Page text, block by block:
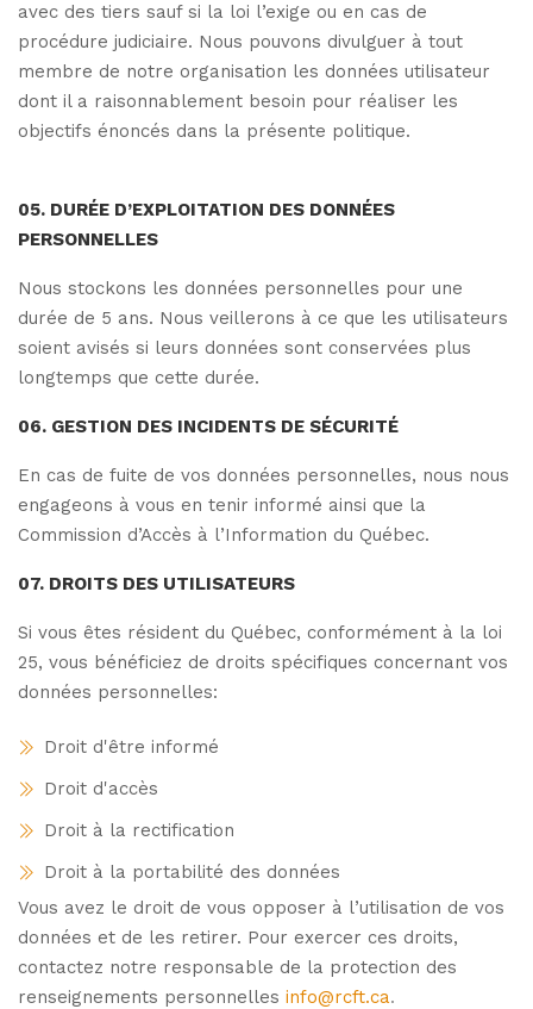
avec des tiers sauf si la loi l’exige ou en cas de
procédure judiciaire. Nous pouvons divulguer à tout
membre de notre organisation les données utilisateur
dont il a raisonnablement besoin pour réaliser les
objectifs énoncés dans la présente politique.
05. DURÉE D’EXPLOITATION DES DONNÉES
PERSONNELLES
Nous stockons les données personnelles pour une
durée de 5 ans. Nous veillerons à ce que les utilisateurs
soient avisés si leurs données sont conservées plus
longtemps que cette durée.
06. GESTION DES INCIDENTS DE SÉCURITÉ
En cas de fuite de vos données personnelles, nous nous
engageons à vous en tenir informé ainsi que la
Commission d’Accès à l’Information du Québec.
07. DROITS DES UTILISATEURS
Si vous êtes résident du Québec, conformément à la loi
25, vous bénéficiez de droits spécifiques concernant vos
données personnelles:
Droit d'être informé
Droit d'accès
Droit à la rectification
Droit à la portabilité des données
Vous avez le droit de vous opposer à l’utilisation de vos
données et de les retirer. Pour exercer ces droits,
contactez notre responsable de la protection des
renseignements personnelles info@rcft.ca.